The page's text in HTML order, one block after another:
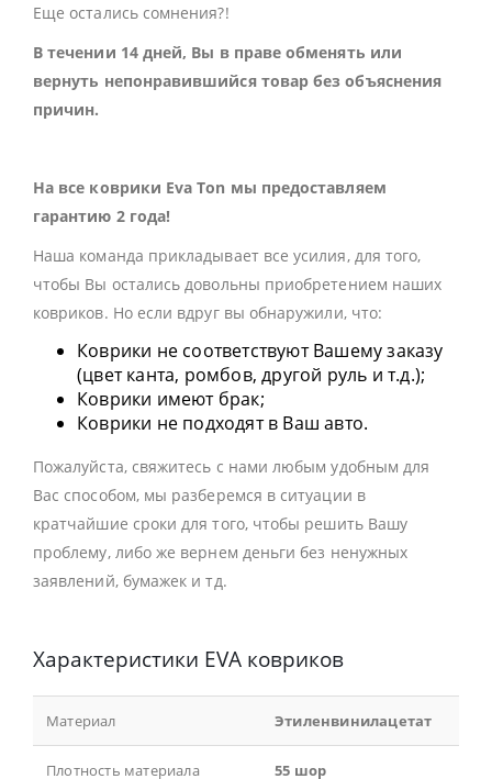
Еще остались сомнения?!
В течении 14 дней, Вы в праве обменять или
вернуть непонравившийся товар без объяснения
причин.
На все коврики Eva Ton мы предоставляем
гарантию 2 года!
Наша команда прикладывает все усилия, для того,
чтобы Вы остались довольны приобретением наших
ковриков. Но если вдруг вы обнаружили, что:
Коврики не соответствуют Вашему заказу
(цвет канта, ромбов, другой руль и т.д.);
Коврики имеют брак;
Коврики не подходят в Ваш авто.
Пожалуйста, свяжитесь с нами любым удобным для
Вас способом, мы разберемся в ситуации в
кратчайшие сроки для того, чтобы решить Вашу
проблему, либо же вернем деньги без ненужных
заявлений, бумажек и тд.
Характеристики EVA ковриков
Материал Этиленвинилацетат
Плотность материала 55 шор